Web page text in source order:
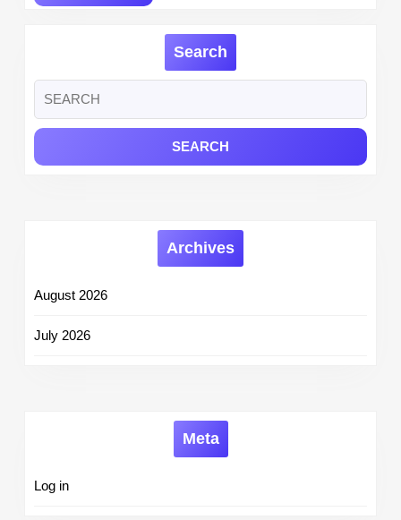
to
Results
MORE
Search
for:
Archives
August 2026
July 2026
Meta
Log in